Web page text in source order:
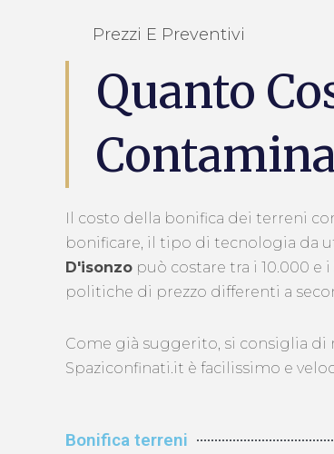
Prezzi E Preventivi
Quanto
Il costo della bonifica dei terreni
bonificare, il tipo di tecnologia da
D'isonzo può costare tra i 10.000
politiche di prezzo differenti a
Come già suggerito, si consiglia
Spaziconfinati.it è facilissimo e
Bonifica terreni